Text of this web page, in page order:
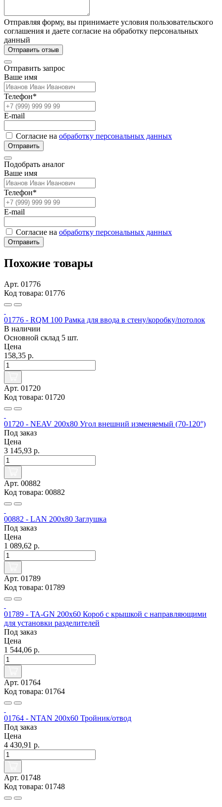
Отправляя форму, вы принимаете условия пользовательского
соглашения и даете согласие на обработку персональных
данный
Отправить отзыв
Отправить запрос
Ваше имя
Телефон*
E-mail
Согласие на обработку персональных данных
Отправить
Подобрать аналог
Ваше имя
Телефон*
E-mail
Согласие на обработку персональных данных
Отправить
Похожие товары
Арт. 01776
Код товара: 01776
01776 - RQM 100 Рамка для ввода в стену/коробку/потолок
В наличии
Основной склад 5 шт.
Цена
158,35 р.
Арт. 01720
Код товара: 01720
01720 - NEAV 200x80 Угол внешний изменяемый (70-120°)
Под заказ
Цена
3 145,93 р.
Арт. 00882
Код товара: 00882
00882 - LAN 200x80 Заглушка
Под заказ
Цена
1 089,62 р.
Арт. 01789
Код товара: 01789
01789 - TA-GN 200x60 Короб с крышкой с направляющими
для установки разделителей
Под заказ
Цена
1 544,06 р.
Арт. 01764
Код товара: 01764
01764 - NTAN 200x60 Тройник/отвод
Под заказ
Цена
4 430,91 р.
Арт. 01748
Код товара: 01748